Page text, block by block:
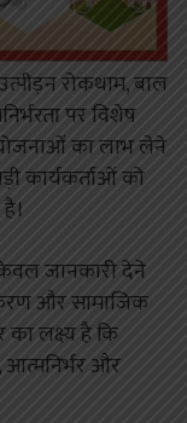
रोकथाम, बाल
पर विशेष
का लाभ लेने
कार्यकर्ताओं को
जानकारी देने
और सामाजिक
लक्ष्य है कि
और